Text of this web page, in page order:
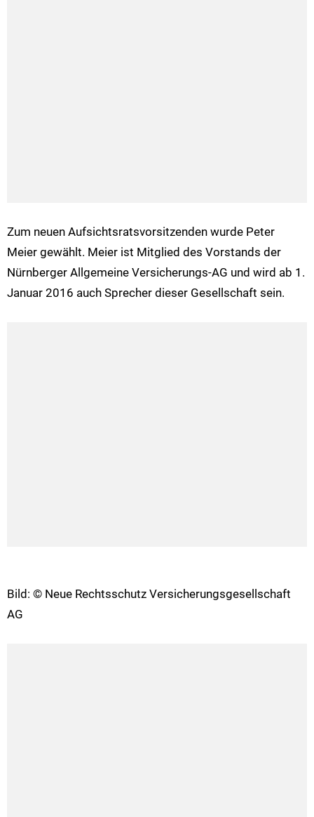
Zum neuen Aufsichtsratsvorsitzenden wurde Peter
Meier gewählt. Meier ist Mitglied des Vorstands der
Nürnberger Allgemeine Versicherungs-AG und wird ab 1.
Januar 2016 auch Sprecher dieser Gesellschaft sein.
Bild: © Neue Rechtsschutz Versicherungsgesellschaft
AG